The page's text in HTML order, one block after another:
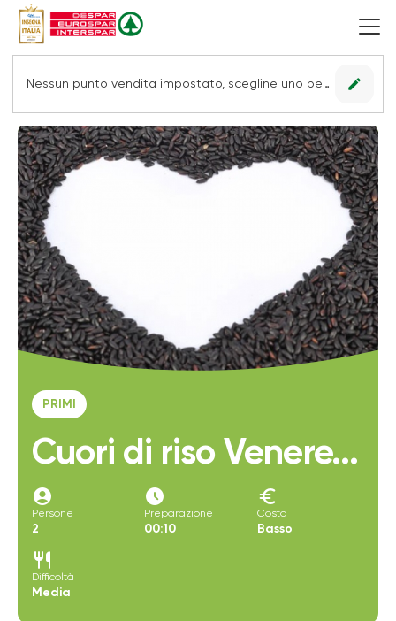
Nessun punto vendita impostato, scegline uno per vedere le offerte. edit
PRIMI
Cuori di riso Venere...
account_circle
Persone
2
access_time_filled
Preparazione
00:10
euro
Costo
Basso
restaurant
Difficoltà
Media